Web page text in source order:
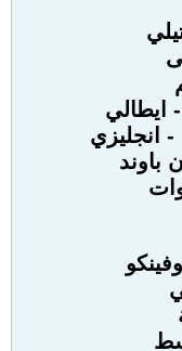
- ايطالي
- انجليزي